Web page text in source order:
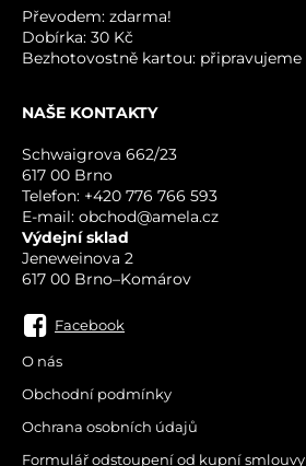
Převodem: zdarma!
Dobírka: 30 Kč
Bezhotovostně kartou: připravujeme
NAŠE KONTAKTY
Schwaigrova 662/23
617 00 Brno
Telefon: +420 776 766 593
E-mail: obchod@amela.cz
Výdejní sklad
Jeneweinova 2
617 00 Brno–Komárov
Facebook
O nás
Obchodní podmínky
Ochrana osobních údajů
Formulář odstoupení od kupní smlouvy